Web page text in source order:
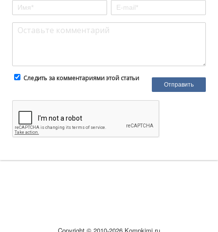
Следить за комментариями этой статьи